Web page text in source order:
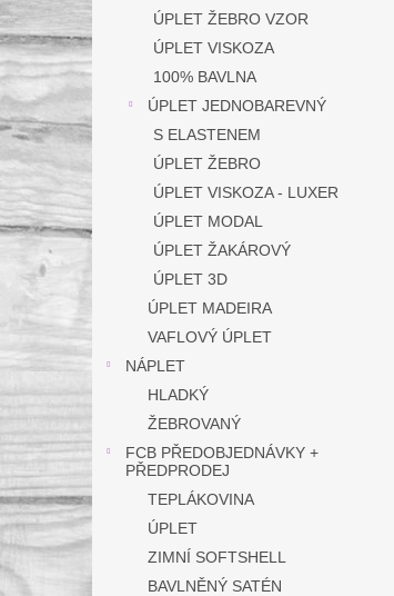
ÚPLET ŽEBRO VZOR
ÚPLET VISKOZA
100% BAVLNA
ÚPLET JEDNOBAREVNÝ
S ELASTENEM
ÚPLET ŽEBRO
ÚPLET VISKOZA - LUXER
ÚPLET MODAL
ÚPLET ŽAKÁROVÝ
ÚPLET 3D
ÚPLET MADEIRA
VAFLOVÝ ÚPLET
NÁPLET
HLADKÝ
ŽEBROVANÝ
FCB PŘEDOBJEDNÁVKY +
PŘEDPRODEJ
TEPLÁKOVINA
ÚPLET
ZIMNÍ SOFTSHELL
BAVLNĚNÝ SATÉN